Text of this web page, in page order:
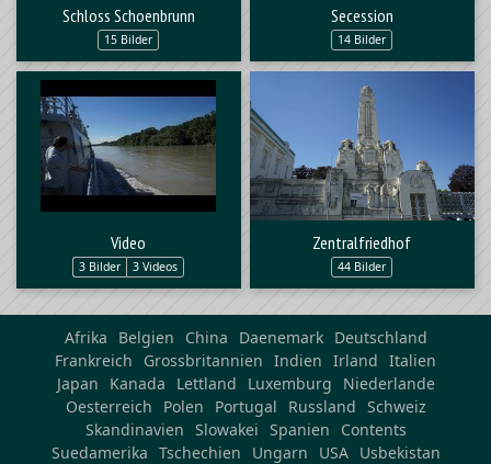
Schloss Schoenbrunn
15 Bilder
Secession
14 Bilder
Video
3 Bilder 3 Videos
Zentralfriedhof
44 Bilder
Afrika Belgien China Daenemark
Deutschland
Frankreich
Grossbritannien Indien Irland Italien
Japan
Kanada Lettland Luxemburg
Niederlande
Oesterreich
Polen Portugal Russland Schweiz
Skandinavien Slowakei Spanien
Contents
Suedamerika Tschechien Ungarn USA Usbekistan